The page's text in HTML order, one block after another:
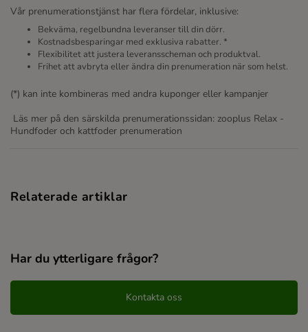
Vår prenumerationstjänst har flera fördelar, inklusive:
Bekväma, regelbundna leveranser till din dörr.
Kostnadsbesparingar med exklusiva rabatter. *
Flexibilitet att justera leveransscheman och produktval.
Frihet att avbryta eller ändra din prenumeration när som helst.
(*) kan inte kombineras med andra kuponger eller kampanjer
Läs mer på den särskilda prenumerationssidan: zooplus Relax -
Hundfoder och kattfoder prenumeration
Relaterade artiklar
Har du ytterligare frågor?
Kontakta oss